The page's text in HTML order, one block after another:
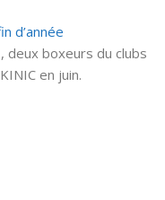
d’année
, deux boxeurs du clubs
en juin.